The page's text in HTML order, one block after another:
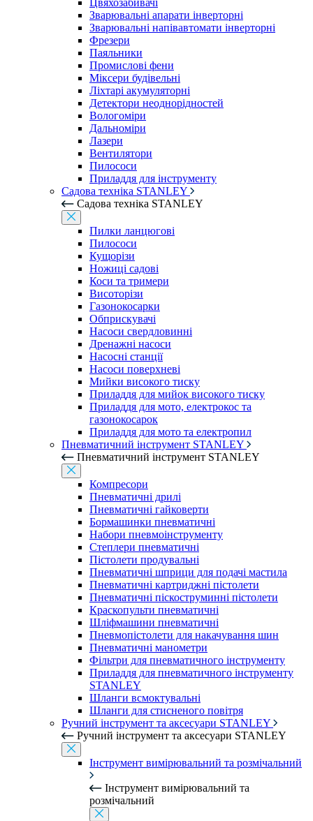
Цвяхозабивачі
Зварювальні апарати інверторні
Зварювальні напівавтомати інверторні
Фрезери
Паяльники
Промислові фени
Міксери будівельні
Ліхтарі акумуляторні
Детектори неоднорідностей
Вологоміри
Дальноміри
Лазери
Вентилятори
Пилососи
Приладдя для інструменту
Садова техніка STANLEY
Садова техніка STANLEY
Пилки ланцюгові
Пилососи
Кущорізи
Ножиці садові
Коси та тримери
Висоторізи
Газонокосарки
Обприскувачі
Насоси свердловинні
Дренажні насоси
Насосні станції
Насоси поверхневі
Мийки високого тиску
Приладдя для мийок високого тиску
Приладдя для мото, електрокос та
газонокосарок
Приладдя для мото та електропил
Пневматичний інструмент STANLEY
Пневматичний інструмент STANLEY
Компресори
Пневматичні дрилі
Пневматичні гайковерти
Бормашинки пневматичні
Набори пневмоінструменту
Степлери пневматичні
Пістолети продувальні
Пневматичні шприци для подачі мастила
Пневматичні картриджні пістолети
Пневматичні піскоструминні пістолети
Краскопульти пневматичні
Шліфмашини пневматичні
Пневмопістолети для накачування шин
Пневматичні манометри
Фільтри для пневматичного інструменту
Приладдя для пневматичного інструменту
STANLEY
Шланги всмоктувальні
Шланги для стисненого повітря
Ручний інструмент та аксесуари STANLEY
Ручний інструмент та аксесуари STANLEY
Інструмент вимірювальний та розмічальний
Інструмент вимірювальний та
розмічальний